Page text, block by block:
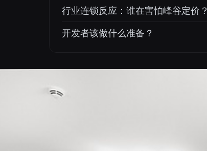
行业连锁反应：谁在害怕峰谷定价？
开发者该做什么准备？